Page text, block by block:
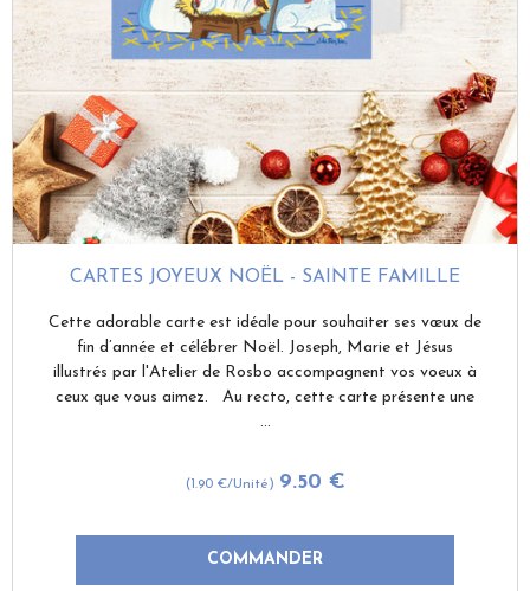
CARTES JOYEUX NOËL - SAINTE FAMILLE
(1.90 €/Unité) 9.50 €
Cette adorable carte est idéale pour souhaiter ses vœux de
fin d’année et célébrer Noël. Joseph, Marie et Jésus
illustrés par l'Atelier de Rosbo accompagnent vos voeux à
ceux que vous aimez. Au recto, cette carte présente une
...